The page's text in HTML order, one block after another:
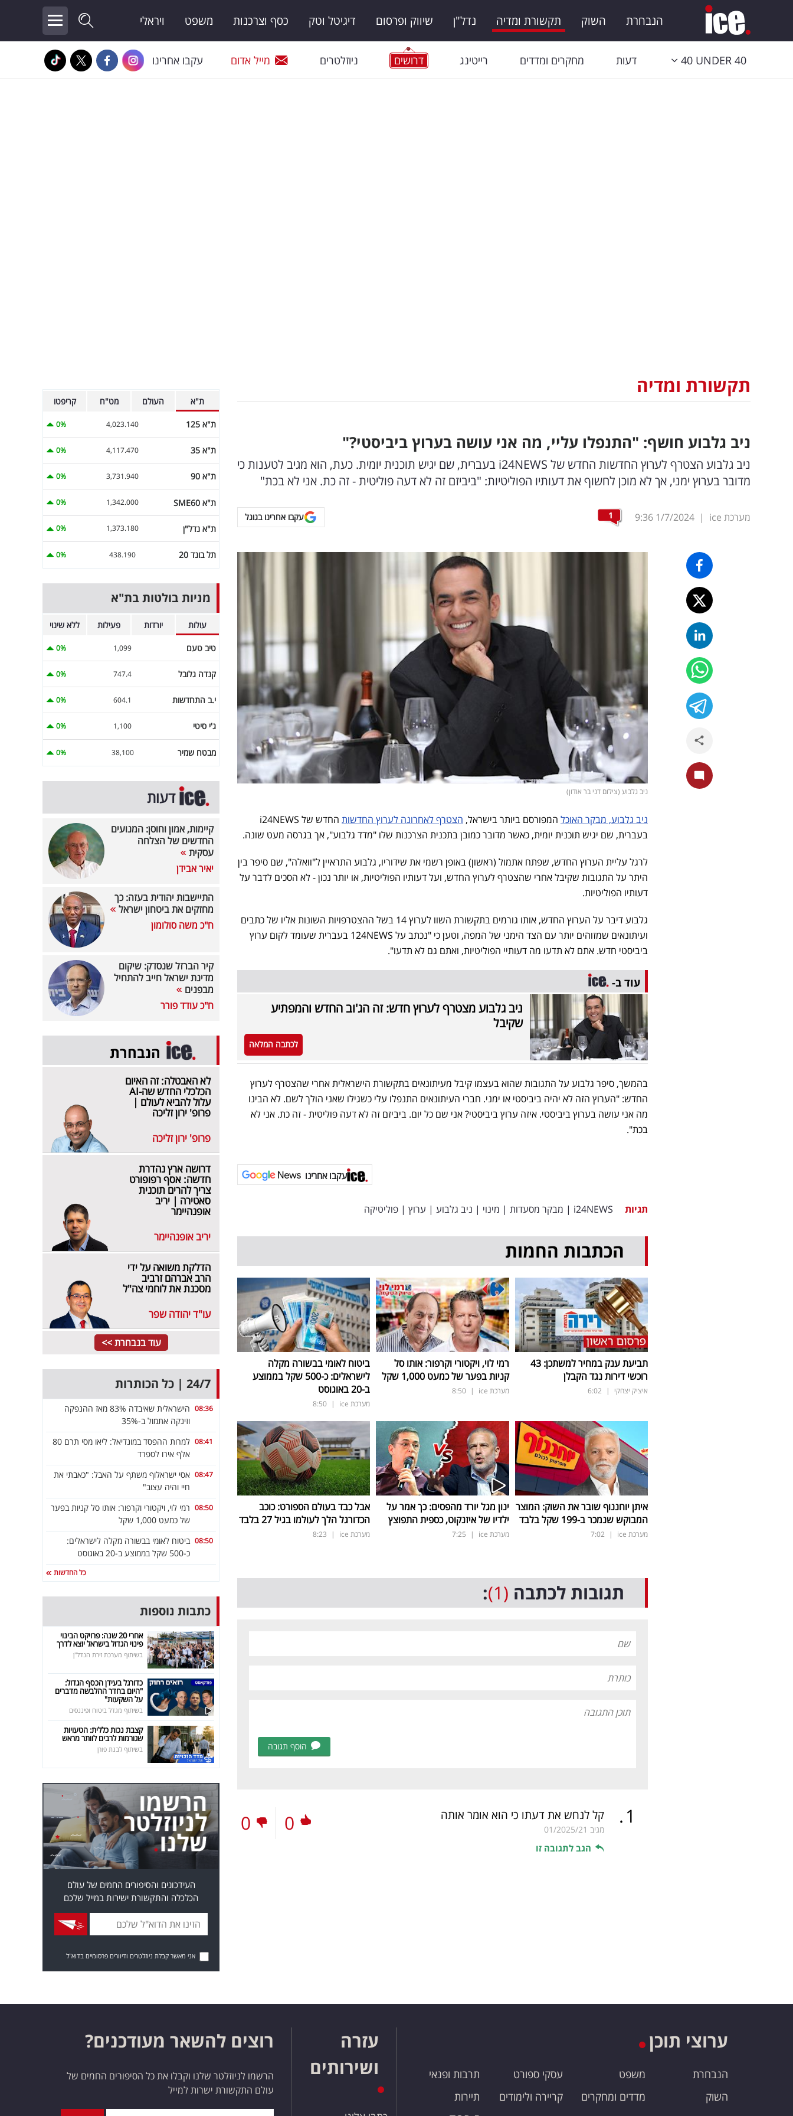
הנבחרת השוק תקשורת ומדיה נדל"ן שיווק ופרסום דיגיטל וטק כסף וצרכנות משפט ויראלי
40 UNDER 40 דעות מחקרים ומדדים רייטינג דרושים ניוזלטרים מייל אדום עקבו אחרינו
תקשורת ומדיה
ניב גלבוע חושף: "התנפלו עליי, מה אני עושה בערוץ ביביסטי?"
ניב גלבוע הצטרף לערוץ החדשות החדש של i24NEWS בעברית, שם יגיש תוכנית יומית. כעת, הוא מגיב לטענות כי
מדובר בערוץ ימני, אך לא מוכן לחשוף את דעותיו הפוליטיות: "ביביזם זה לא דעה פוליטית - זה כת. אני לא בכת"
מערכת ice |
1/7/2024
9:36
1 עקבו אחרינו בגוגל
ניב גלבוע (צילום דני בר אודון)
ניב גלבוע, מבקר האוכל המפורסם ביותר בישראל, הצטרף לאחרונה לערוץ החדשות
החדש של i24NEWS
בעברית, שם יגיש תוכנית יומית, כאשר מדובר כמובן בתכנית הצרכנות שלו "מדד גלבוע", אך בגרסה מעט שונה.
לרגל עליית הערוץ החדש, שפתח אתמול (ראשון) באופן רשמי את שידוריו, גלבוע התראיין ל"וואלה", שם סיפר בין
היתר על התגובות שקיבל אחרי שהצטרף לערוץ החדש, ועל דעותיו הפוליטיות, או יותר נכון - לא הסכים לדבר על
דעותיו הפוליטיות.
גלבוע דיבר על הערוץ החדש, אותו גורמים בתקשורת השוו לערוץ 14 בשל ההצטרפויות השונות אליו של כתבים
ועיתונאים שמזוהים יותר עם הצד הימני של המפה, וטען כי "נכתב על 124NEWS בעברית שעומד לקום ערוץ
ביביסטי חדש. אתם לא תדעו מה דעותיי הפוליטיות, ואתם גם לא תדעו".
עוד ב-
ניב גלבוע מצטרף לערוץ חדש: זה הג'וב החדש והמפתיע
שקיבל
לכתבה המלאה
בהמשך, סיפר גלבוע על התגובות שהוא בעצמו קיבל מעיתונאים בתקשורת הישראלית אחרי שהצטרף לערוץ
החדש: "הערוץ הזה לא יהיה ביביסטי או ימני. חברי העיתונאים התנפלו עלי כשגילו שאני הולך לשם. לא הבינו
מה אני עושה בערוץ ביביסטי. איזה ערוץ ביביסטי? אני שם כל יום. ביביזם זה לא דעה פוליטית - זה כת. אני לא
בכת".
עקבו אחרינו
תגיות i24NEWS
| מבקר מסעדות | מינוי | ניב גלבוע | ערוץ | פוליטיקה
הכתבות החמות
תביעת ענק במחיר למשתכן: 43
רוכשי דירות נגד הקבלן
איציק יצחקי |
6:02
רמי לוי, ויקטורי וקרפור: אותו סל
קניות בפער של כמעט 1,000 שקל
מערכת ice |
8:50
ביטוח לאומי בבשורה מקלה
לישראלים: כ-500 שקל בממוצע
ב-20 באוגוסט
מערכת ice |
8:50
איתן יוחננוף שובר את השוק: המוצר
המבוקש שנמכר ב-199 שקל בלבד
מערכת ice |
7:02
ינון מגל יורד מהפסים: כך אמר על
ילדיו של איזנקוט, כספית התפוצץ
מערכת ice |
7:25
אבל כבד בעולם הספורט: כוכב
הכדורגל הלך לעולמו בגיל 27 בלבד
מערכת ice |
8:23
תגובות לכתבה (1)
:
הוסף תגובה
1
. קל לנחש את דעתו כי הוא אומר אותה
מגיב 01/2025/21
הגב לתגובה זו
0
0
ת"א העולם מט"ח קריפטו
ת"א 125 4,023.140
0%
ת"א 35 4,117.470
0%
ת"א 90 3,731.940
0%
ת"א SME60 1,342.000
0%
ת"א נדל"ן 1,373.180
0%
תל בונד 20 438.190
0%
מניות בולטות בת"א
עולות יורדות פעילות ללא שינוי
טיב טעם 1,099
0%
קנדה גלובל 747.4
0%
י.ב התחדשות 604.1
0%
ג'י סיטי 1,100
0%
מבטח שמיר 38,100
0%
דעות
קיימות, אמון וחוסן: המנועים
החדשים של הצלחה
עסקית
יאיר אבידן
התיישבות יהודית בעזה: כך
מחזקים את ביטחון ישראל
ח"כ משה סולומון
קיר הברזל שנסדק: שיקום
מדינת ישראל חייב להתחיל
מבפנים
ח"כ עודד פורר
הנבחרת
לא האבטלה: זה האיום
הכלכלי החדש שה-AI
עלול להביא לעולם |
פרופ' ירון זליכה
פרופ' ירון זליכה
דרושה ארץ נהדרת
חדשה: אסף רפופורט
צריך להרים תוכנית
סאטירה | יריב
אופנהיימר
יריב אופנהיימר
הדלקת משואה על ידי
הרב אברהם זרביב
מסכנת את לוחמי צה"ל
עו"ד יהודה שפר
עוד בנבחרת >>
24/7 | כל הכותרות
08:36
הישראלית שאיבדה 83% מאז ההנפקה
וזינקה אתמול ב-35%
08:41
למרות ההפסד במונדיאל: ליאו מסי תרם 80
אלף אירו לספרד
08:47 אסי ישראלוף משתף על האבל: "כאבתי את
חיי והיה עצוב"
08:50 רמי לוי, ויקטורי וקרפור: אותו סל קניות בפער
של כמעט 1,000 שקל
08:50 ביטוח לאומי בבשורה מקלה לישראלים:
כ-500 שקל בממוצע ב-20 באוגוסט
כל החדשות
כתבות נוספות
אחרי 20 שנה: פרויקט הבינוי
פינוי הגדול בישראל יוצא לדרך
בשיתוף מערכת זירת הנדל"ן
כדורגל בעידן הכסף הגדול:
"היום בחדר ההלבשה מדברים
על השקעות"
בשיתוף מגדל ביטוח ופיננסים
קצבת נכות כללית: הטעויות
שגורמות לרבים לוותר מראש
בשיתוף לבנת פורן
העידכונים והסיפורים החמים של עולם
הכלכלה והתקשורת ישירות במייל שלכם
אני מאשר קבלת ניוזלטרים ודיוורים פרסומיים בדוא"ל
ערוצי תוכן
הנבחרת
השוק
משפט
מדדים ומחקרים
עסקי ספורט
קריירה ולימודים
תרבות ופנאי
תיירות
עזרה
ושירותים
רוצים להשאר מעודכנים?
הרשמו לניוזלטר שלנו וקבלו את כל הסיפורים החמים של
עולם התקשורת ישרות למייל